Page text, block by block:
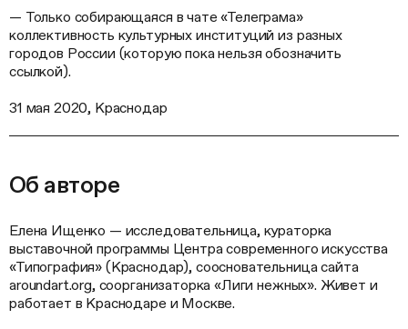
— Только собирающаяся в чате «Телеграма»
коллективность культурных институций из разных
городов России (которую пока нельзя обозначить
ссылкой).
31 мая 2020, Краснодар
Об авторе
Елена Ищенко — исследовательница, кураторка
выставочной программы Центра современного искусства
«Типография» (Краснодар), соосновательница сайта
aroundart.org, соорганизаторка «Лиги нежных». Живет и
работает в Краснодаре и Москве.